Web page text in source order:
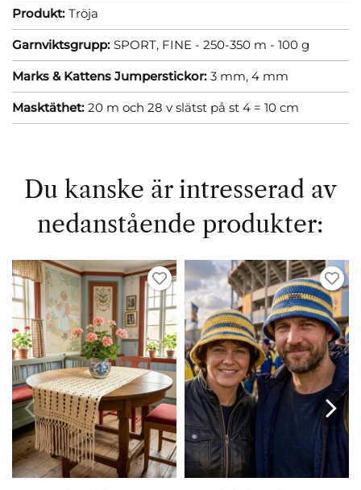
Produkt: Tröja
Garnviktsgrupp: SPORT, FINE - 250-350 m - 100 g
Marks & Kattens Jumperstickor: 3 mm, 4 mm
Masktäthet: 20 m och 28 v slätst på st 4 = 10 cm
Du kanske är intresserad av
nedanstående produkter: